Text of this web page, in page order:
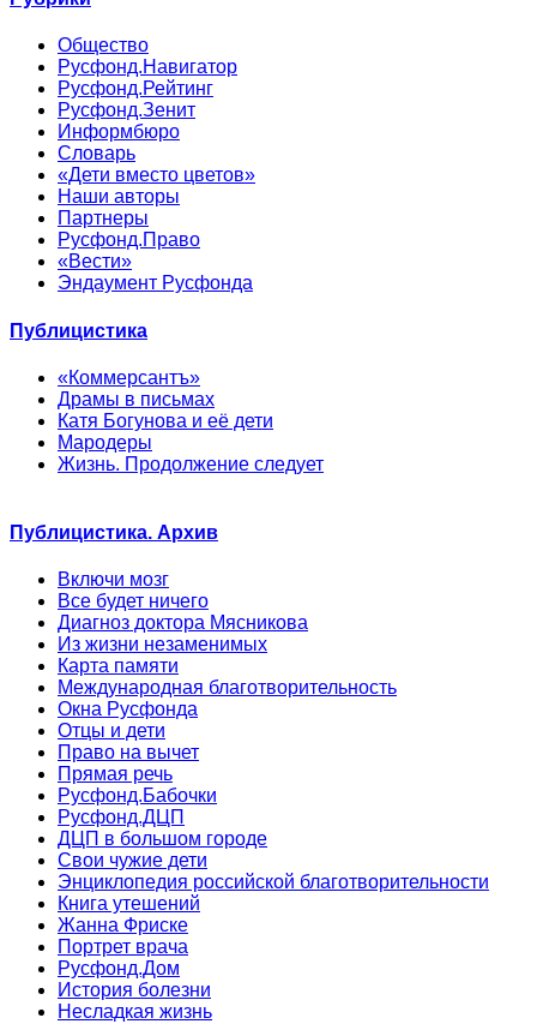
Общество
Русфонд.Навигатор
Русфонд.Рейтинг
Русфонд.Зенит
Информбюро
Словарь
«Дети вместо цветов»
Наши авторы
Партнеры
Русфонд.Право
«Вести»
Эндаумент Русфонда
Публицистика
«Коммерсантъ»
Драмы в письмах
Катя Богунова и её дети
Мародеры
Жизнь. Продолжение следует
Публицистика. Архив
Включи мозг
Все будет ничего
Диагноз доктора Мясникова
Из жизни незаменимых
Карта памяти
Международная благотворительность
Окна Русфонда
Отцы и дети
Право на вычет
Прямая речь
Русфонд.Бабочки
Русфонд.ДЦП
ДЦП в большом городе
Свои чужие дети
Энциклопедия российской благотворительности
Книга утешений
Жанна Фриске
Портрет врача
Русфонд.Дом
История болезни
Несладкая жизнь